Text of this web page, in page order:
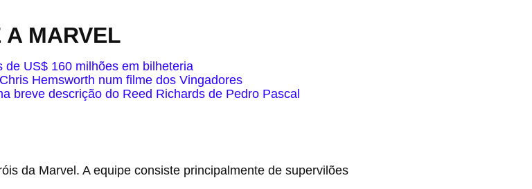
A MARVEL
US$ 160 milhões em bilheteria
Hemsworth num filme dos Vingadores
breve descrição do Reed Richards de Pedro Pascal
da Marvel. A equipe consiste principalmente de supervilões